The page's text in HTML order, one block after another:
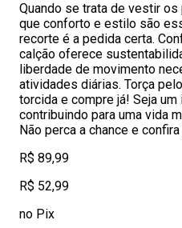
Quando se trata de vestir
que conforto e estilo são
recorte é a pedida certa.
calção oferece
liberdade de movimento
atividades diárias. Torça
torcida e compre já! Seja
contribuindo para uma vida
Não perca a chance e confira
R$ 89,99
R$ 52,99
no Pix